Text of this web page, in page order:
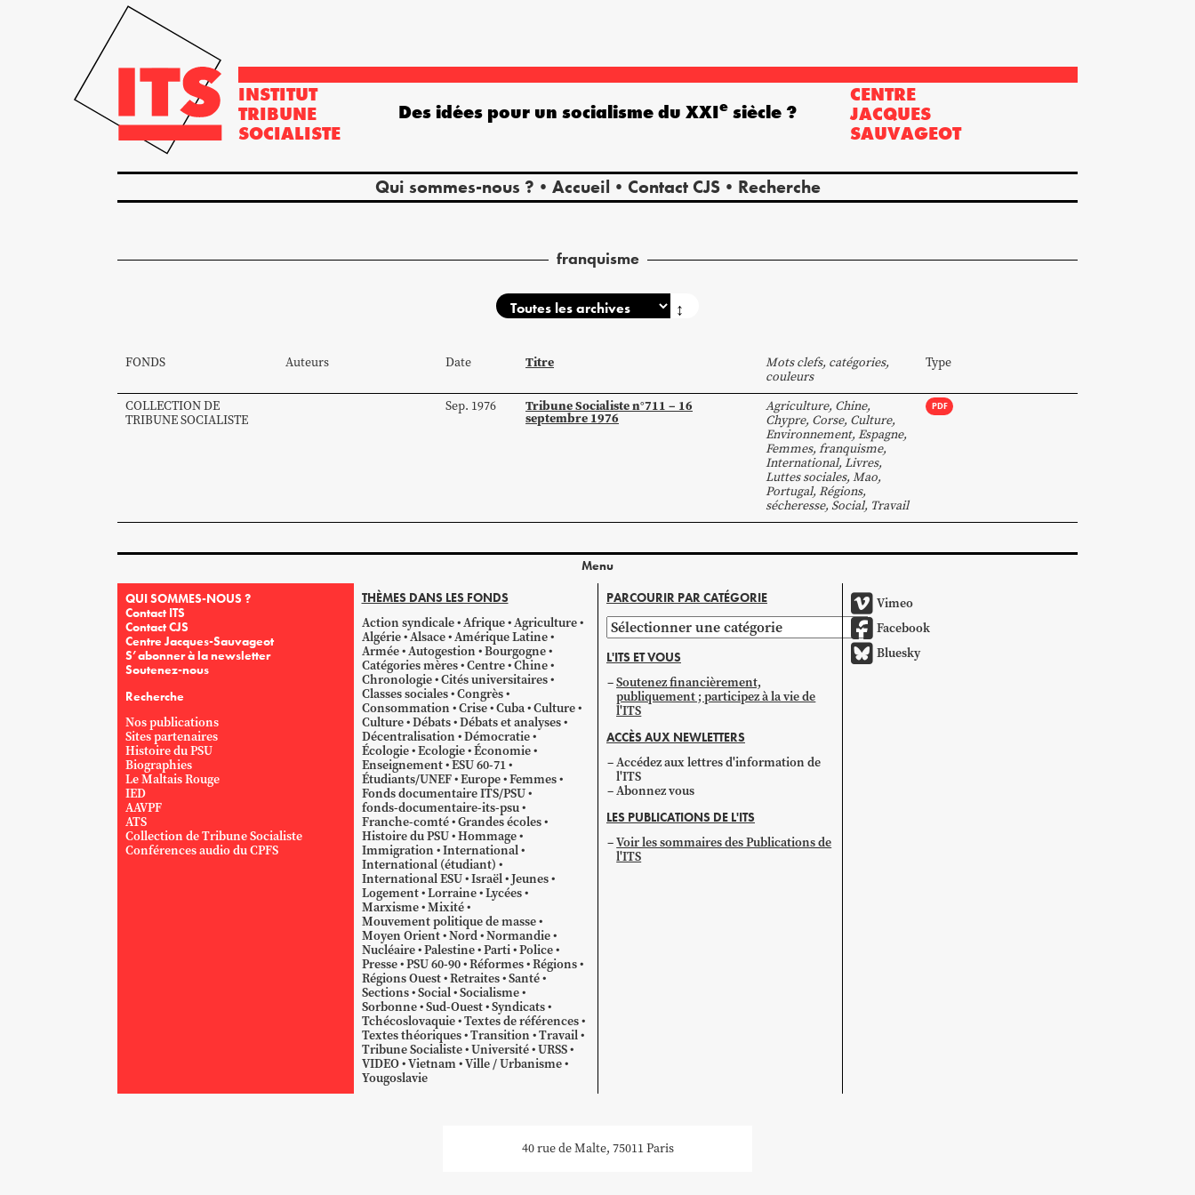
INSTITUT
TRIBUNE
SOCIALISTE
CENTRE
JACQUES
SAUVAGEOT
Qui sommes-nous ? Accueil Contact CJS Recherche
Des idées pour un socialisme du XXIe siècle ?
franquisme
↕
FONDS Auteurs Date Titre
Mots clefs, catégories,
couleurs
Type
COLLECTION DE
TRIBUNE SOCIALISTE
Sep. 1976 Tribune Socialiste n°711 – 16
septembre 1976
Agriculture, Chine,
Chypre, Corse, Culture,
Environnement, Espagne,
Femmes, franquisme,
International, Livres,
Luttes sociales, Mao,
Portugal, Régions,
sécheresse, Social, Travail
PDF
Menu
QUI SOMMES-NOUS ?
Contact ITS
Contact CJS
Centre Jacques-Sauvageot
S’abonner à la newsletter
Soutenez-nous
Recherche
Nos publications
Sites partenaires
Histoire du PSU
Biographies
Le Maltais Rouge
IED
AAVPF
ATS
Collection de Tribune Socialiste
Conférences audio du CPFS
THÈMES DANS LES FONDS
Action syndicale Afrique Agriculture
Algérie Alsace Amérique Latine
Armée Autogestion Bourgogne
Catégories mères Centre Chine
Chronologie Cités universitaires
Classes sociales Congrès
Consommation Crise Cuba Culture
Culture Débats Débats et analyses
Décentralisation Démocratie
Écologie Ecologie Économie
Enseignement ESU 60-71
Étudiants/UNEF Europe Femmes
Fonds documentaire ITS/PSU
fonds-documentaire-its-psu
Franche-comté Grandes écoles
Histoire du PSU Hommage
Immigration International
International (étudiant)
International ESU Israël Jeunes
Logement Lorraine Lycées
Marxisme Mixité
Mouvement politique de masse
Moyen Orient Nord Normandie
Nucléaire Palestine Parti Police
Presse PSU 60-90 Réformes Régions
Régions Ouest Retraites Santé
Sections Social Socialisme
Sorbonne Sud-Ouest Syndicats
Tchécoslovaquie Textes de références
Textes théoriques Transition Travail
Tribune Socialiste Université URSS
VIDEO Vietnam Ville / Urbanisme
Yougoslavie
PARCOURIR PAR CATÉGORIE
Parcourir
par
catégorie
L'ITS ET VOUS
Soutenez financièrement,
publiquement ; participez à la vie de
l'ITS
ACCÈS AUX NEWLETTERS
Accédez aux lettres d'information de
l'ITS
Abonnez vous
LES PUBLICATIONS DE L'ITS
Voir les sommaires des Publications de
l'ITS
Vimeo
Facebook
Bluesky
40 rue de Malte, 75011 Paris